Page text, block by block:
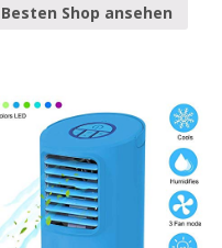
Besten Shop ansehen